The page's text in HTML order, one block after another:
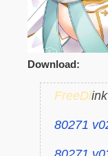
Download:
FreeDlink
80271